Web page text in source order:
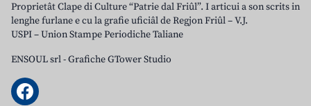
Proprietât Clape di Culture “Patrie dal Friûl”. I articui a son scrits in
lenghe furlane e cu la grafie uficiâl de Regjon Friûl – V.J.
USPI – Union Stampe Periodiche Taliane
ENSOUL srl-Grafiche GTower Studio